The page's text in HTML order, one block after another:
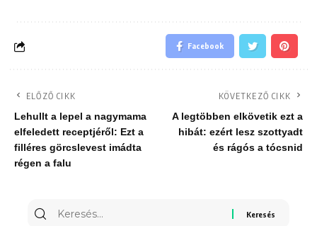
Facebook
ELŐZŐ CIKK
Lehullt a lepel a nagymama
elfeledett receptjéről: Ezt a
filléres görcslevest imádta
régen a falu
KÖVETKEZŐ CIKK
A legtöbben elkövetik ezt a
hibát: ezért lesz szottyadt
és rágós a tócsnid
Keresés